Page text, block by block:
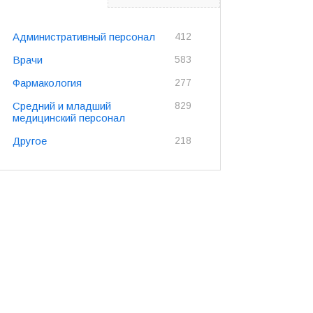
Административный персонал 412
Врачи 583
Фармакология 277
Средний и младший
медицинский персонал
829
Другое 218